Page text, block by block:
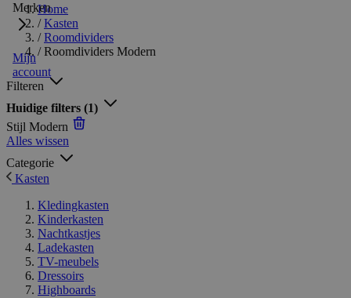
Merken
Mijn
account
Home
/ Kasten
/ Roomdividers
/ Roomdividers Modern
Filteren
Huidige filters (1)
Stijl Modern
Alles wissen
Categorie
Kasten
Kledingkasten
Kinderkasten
Nachtkastjes
Ladekasten
TV-meubels
Dressoirs
Highboards